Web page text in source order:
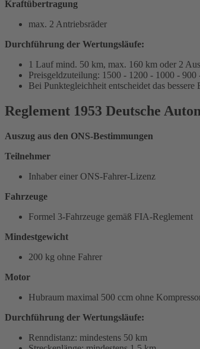
Kraftübertragung
max. 2 Antriebsräder
Durchführung der Wertungsläufe:
1 Lauf mind. 50 km, max. 160 km oder 2
Preisgeldzuteilung: 1500 - 1200 - 1000 -
Bei Punktegleichheit entscheidet das
Reglement 1953 Deutsche
Auszug aus den ONS-Bestimmungen
Teilnehmer
Inhaber einer ONS-Fahrer-Lizenz
Fahrzeuge
Formel 3-Fahrzeuge gemäß FIA-Reglement
Mindestgewicht
200 kg ohne Fahrer
Motor
Hubraum maximal 500 ccm ohne
Durchführung der Wertungsläufe:
Renndistanz: mindestens 50 km